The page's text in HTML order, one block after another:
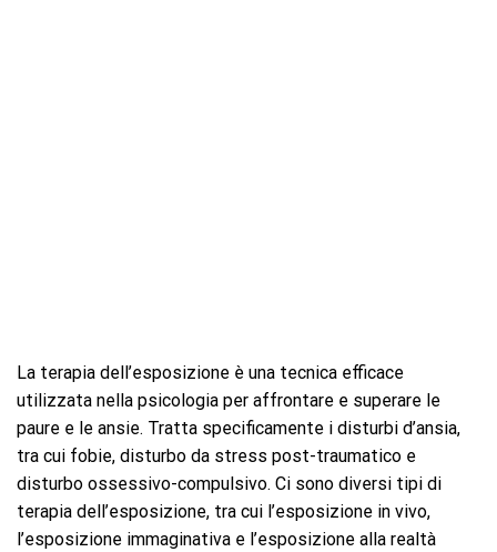
La terapia dell’esposizione è una tecnica efficace
utilizzata nella psicologia per affrontare e superare le
paure e le ansie. Tratta specificamente i disturbi d’ansia,
tra cui fobie, disturbo da stress post-traumatico e
disturbo ossessivo-compulsivo. Ci sono diversi tipi di
terapia dell’esposizione, tra cui l’esposizione in vivo,
l’esposizione immaginativa e l’esposizione alla realtà